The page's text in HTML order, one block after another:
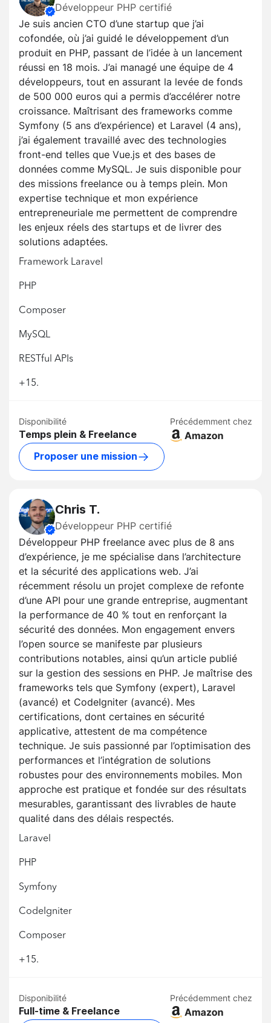
Développeur PHP certifié
Je suis ancien CTO d’une startup que j’ai
cofondée, où j’ai guidé le développement d’un
produit en PHP, passant de l’idée à un lancement
réussi en 18 mois. J’ai managé une équipe de 4
développeurs, tout en assurant la levée de fonds
de 500 000 euros qui a permis d’accélérer notre
croissance. Maîtrisant des frameworks comme
Symfony (5 ans d’expérience) et Laravel (4 ans),
j’ai également travaillé avec des technologies
front-end telles que Vue.js et des bases de
données comme MySQL. Je suis disponible pour
des missions freelance ou à temps plein. Mon
expertise technique et mon expérience
entrepreneuriale me permettent de comprendre
les enjeux réels des startups et de livrer des
solutions adaptées.
Framework Laravel
PHP
Composer
MySQL
RESTful APIs
+15.
Disponibilité
Temps plein & Freelance
Précédemment chez
Proposer une mission
Chris T.
Développeur PHP certifié
Développeur PHP freelance avec plus de 8 ans
d’expérience, je me spécialise dans l’architecture
et la sécurité des applications web. J’ai
récemment résolu un projet complexe de refonte
d’une API pour une grande entreprise, augmentant
la performance de 40 % tout en renforçant la
sécurité des données. Mon engagement envers
l’open source se manifeste par plusieurs
contributions notables, ainsi qu’un article publié
sur la gestion des sessions en PHP. Je maîtrise des
frameworks tels que Symfony (expert), Laravel
(avancé) et CodeIgniter (avancé). Mes
certifications, dont certaines en sécurité
applicative, attestent de ma compétence
technique. Je suis passionné par l’optimisation des
performances et l’intégration de solutions
robustes pour des environnements mobiles. Mon
approche est pratique et fondée sur des résultats
mesurables, garantissant des livrables de haute
qualité dans des délais respectés.
Laravel
PHP
Symfony
CodeIgniter
Composer
+15.
Disponibilité
Full-time & Freelance
Précédemment chez